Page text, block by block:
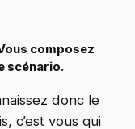
composez
scénario.
donc le
c’est vous qui